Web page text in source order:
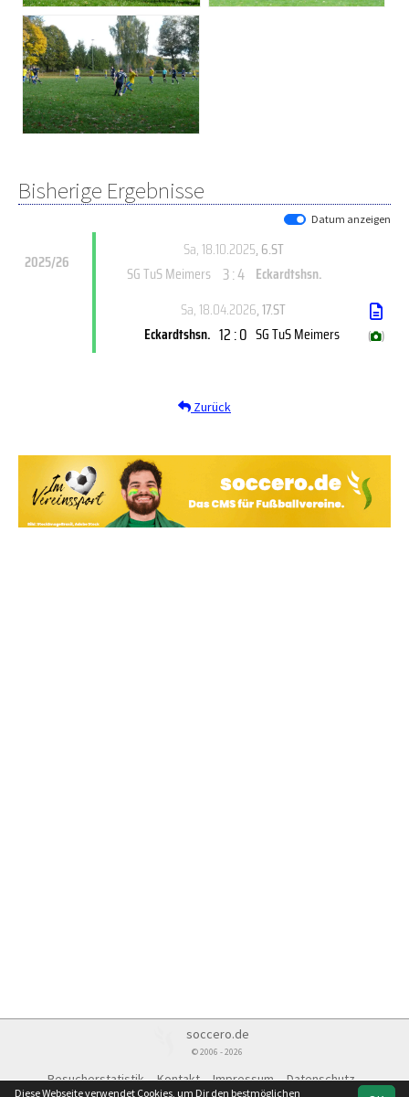
Bisherige Ergebnisse
Datum anzeigen
2025/26
Sa, 18.10.2025, 6.ST
SG TuS Meimers 3 : 4 Eckardtshsn.
Sa, 18.04.2026, 17.ST
Eckardtshsn. 12 : 0 SG TuS Meimers ( )
Zurück
soccero.de
© 2006 - 2026
Besucherstatistik Kontakt Impressum
Datenschutz
Diese Webseite verwendet Cookies, um Dir den bestmöglichen